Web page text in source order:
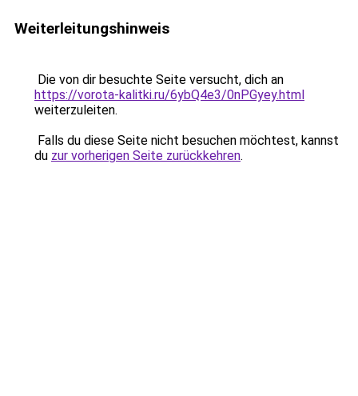
Weiterleitungshinweis
Die von dir besuchte Seite versucht, dich an
https://vorota-kalitki.ru/6ybQ4e3/0nPGyey.html
weiterzuleiten.
Falls du diese Seite nicht besuchen möchtest, kannst
du zur vorherigen Seite zurückkehren.